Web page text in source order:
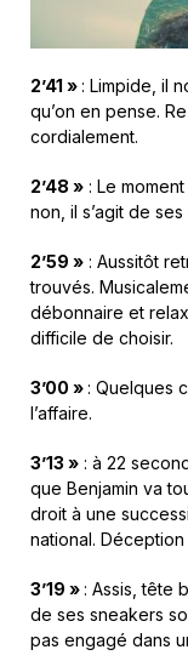
2’41 »: Limpide, il
qu’on en pense.
cordialement.
2’48 » : Le
non, il s’agit de
2’59 » : Aussitôt
trouvés.
débonnaire et
difficile de choisir.
3’00 »: Quelques
l’affaire.
3’13 » : à 22
que Benjamin va
droit à une
national.
3’19 »: Assis, tête
de ses sneakers
pas engagé dans